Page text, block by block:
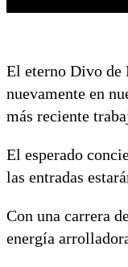
El eterno Divo de
nuevamente en
más reciente
El esperado
las entradas
Con una carrera
energía